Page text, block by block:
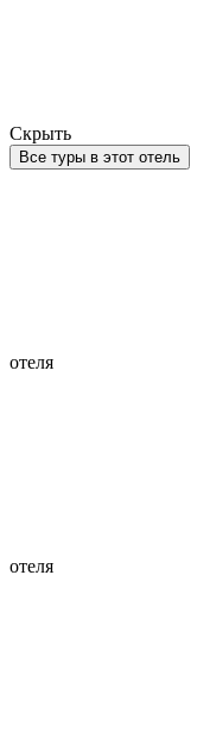
Скрыть
Все туры в этот отель
отеля
отеля